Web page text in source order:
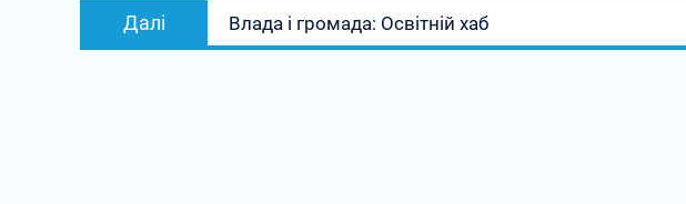
Далі
Наступний
запис:
Влада і громада: Освітній хаб